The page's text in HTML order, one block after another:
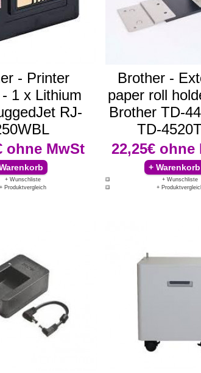
- Printer
1 x Lithium
RJ-
ohne MwSt
+ Wunschliste
+ Produktvergleich
Brother -
paper roll
Brother TD-
TD-
22,25€ ohne
+ Wunschliste
+